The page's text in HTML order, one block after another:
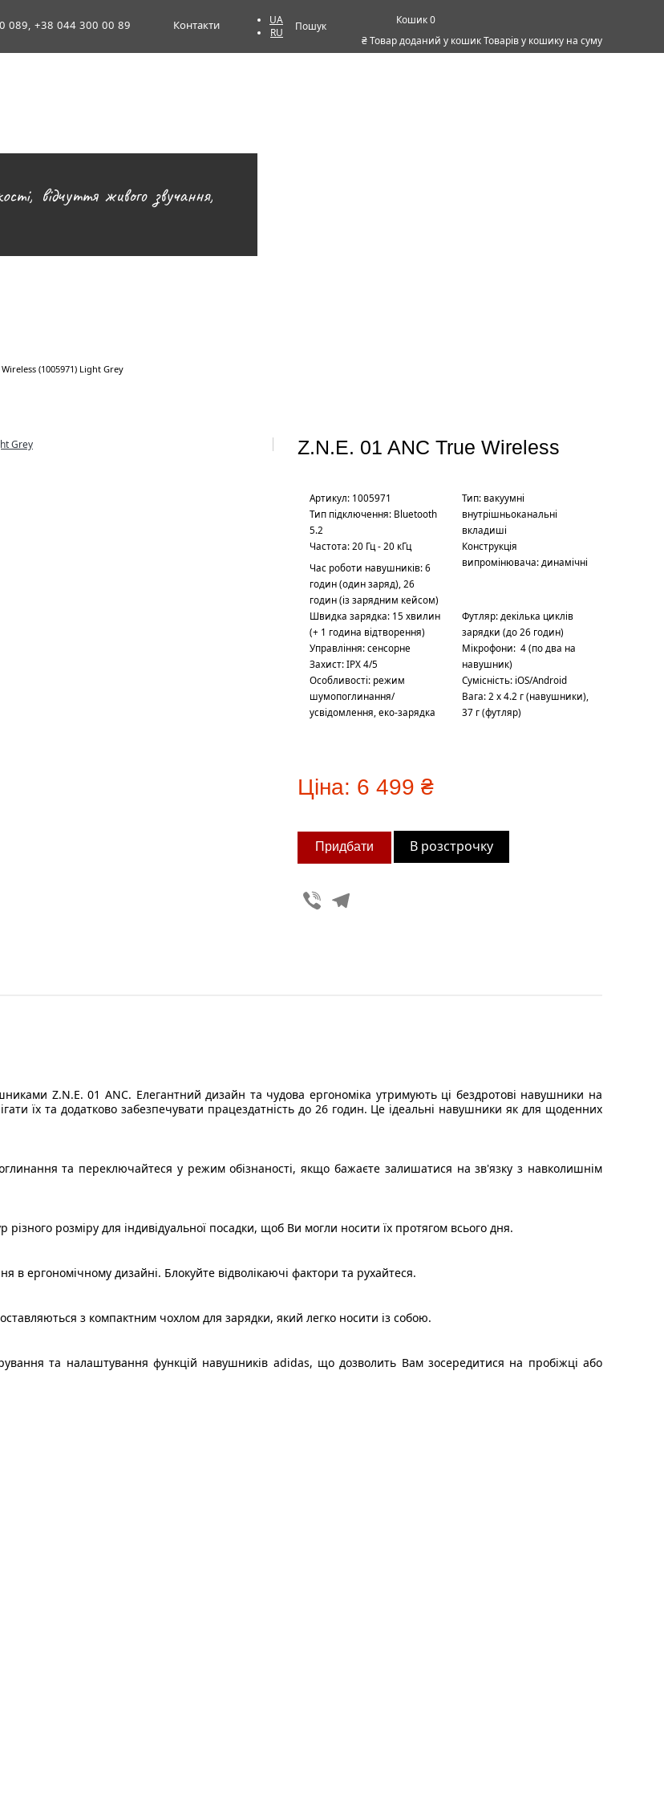
089, +38 044 300 00 89 Контакти
UA
RU
Пошук
0
₴Товар доданий у кошикТоварів у кошику на суму
відчуття живого звучання,
(1005971) Light Grey
Z.N.E. 01 ANC True Wireless
Артикул: 1005971
Тип: вакуумні
внутрішньоканальні
вкладиші
Тип підключення: Bluetooth
5.2
Конструкція
випромінювача: динамічні
Частота: 20 Гц - 20 кГц
Час роботи навушників: 6
годин (один заряд), 26
годин (із зарядним кейсом)
Швидка зарядка: 15 хвилин
(+ 1 година відтворення)
Футляр: декілька циклів
зарядки (до 26 годин)
Управління: сенсорне
Мікрофони: 4 (по два на
навушник)
Захист: IPX 4/5
Сумісність: iOS/Android
Особливості: режим
шумопоглинання/
усвідомлення, еко-зарядка
Вага: 2 х 4.2 г (навушники),
37 г (футляр)
Ціна: 6 499 ₴
В розстрочку
Viber
Z.N.E. 01 ANC. Елегантний дизайн та чудова ергономіка утримують ці бездротові навушники на
їх та додатково забезпечувати працездатність до 26 годин. Це ідеальні навушники як для щоденних
та переключайтеся у режим обізнаності, якщо бажаєте залишатися на зв'язку з навколишнім
розміру для індивідуальної посадки, щоб Ви могли носити їх протягом всього дня.
ергономічному дизайні. Блокуйте відволікаючі фактори та рухайтеся.
з компактним чохлом для зарядки, який легко носити із собою.
та налаштування функцій навушників adidas, що дозволить Вам зосередитися на пробіжці або